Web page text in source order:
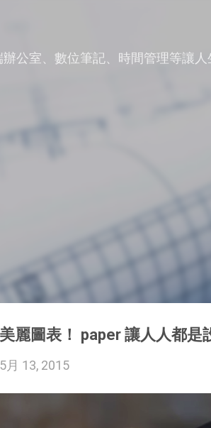
辦公室、數位筆記、時間管理等讓
麗圖表！ paper 讓人人都是
5月 13, 2015